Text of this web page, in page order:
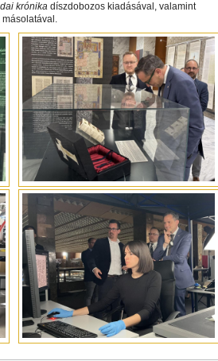
krónika díszdobozos kiadásával, valamint
másolatával.